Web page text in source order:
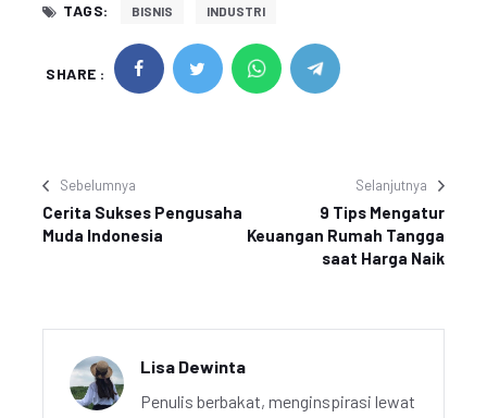
TAGS: BISNIS INDUSTRI
SHARE :
Sebelumnya
Cerita Sukses Pengusaha
Muda Indonesia
Selanjutnya
9 Tips Mengatur
Keuangan Rumah Tangga
saat Harga Naik
Lisa Dewinta
Penulis berbakat, menginspirasi lewat